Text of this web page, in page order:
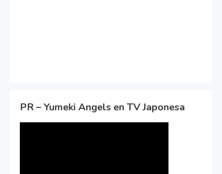
PR – Yumeki Angels en TV Japonesa